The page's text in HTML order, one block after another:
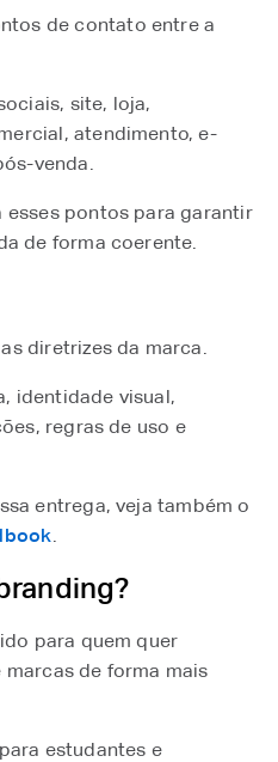
de contato entre a
site, loja,
atendimento, e-
venda.
esses pontos para garantir
de forma coerente.
diretrizes da marca.
identidade visual,
regras de uso e
entrega, veja também o
⁠.
para quem quer
de forma mais
estudantes e